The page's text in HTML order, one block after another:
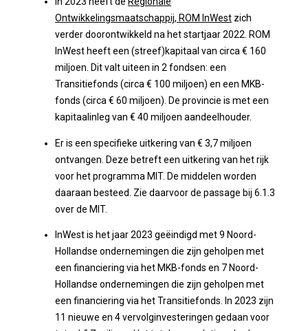
Ontwikkelingsmaatschappij, ROM InWest zich
verder doorontwikkeld na het startjaar 2022. ROM
InWest heeft een (streef)kapitaal van circa € 160
miljoen. Dit valt uiteen in 2 fondsen: een
Transitiefonds (circa € 100 miljoen) en een MKB-
fonds (circa € 60 miljoen). De provincie is met een
kapitaalinleg van € 40 miljoen aandeelhouder.
Er is een specifieke uitkering van € 3,7 miljoen
ontvangen. Deze betreft een uitkering van het rijk
voor het programma MIT. De middelen worden
daaraan besteed. Zie daarvoor de passage bij 6.1.3
over de MIT.
InWest is het jaar 2023 geëindigd met 9 Noord-
Hollandse ondernemingen die zijn geholpen met
een financiering via het MKB-fonds en 7 Noord-
Hollandse ondernemingen die zijn geholpen met
een financiering via het Transitiefonds. In 2023 zijn
11 nieuwe en 4 vervolginvesteringen gedaan voor